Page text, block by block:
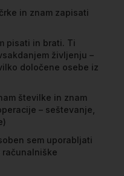
in znam zapisati
pisati in brati. Ti
življenju –
določene osebe iz
številke in znam
– seštevanje,
sem uporabljati